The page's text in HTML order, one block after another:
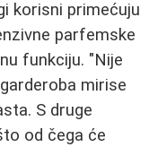
korisni primećuju
parfemske
funkciju. "Nije
mirise
S druge
od čega će